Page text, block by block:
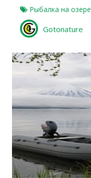
Рыбалка на озере
Gotonature